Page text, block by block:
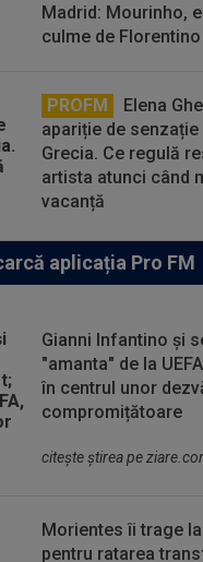
Madrid: Mourinho,
culme de
PROFM
Elena
apariție de senzație
Grecia. Ce regulă
artista atunci când
vacanță
aplicația Pro FM
Gianni Infantino și
"amanta" de la
în centrul unor
compromițătoare
citeşte ştirea pe
Morientes îi trage
pentru ratarea